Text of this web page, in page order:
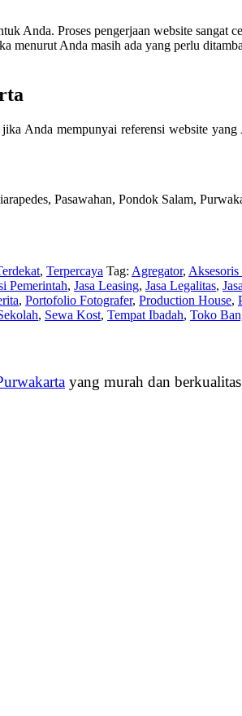
Anda. Proses pengerjaan website sangat
menurut Anda masih ada yang perlu
Anda mempunyai referensi website
Pasawahan, Pondok Salam,
, Terpercaya Tag: Agregator,
Pemerintah, Jasa Leasing, Jasa Legalitas,
, Portofolio Fotografer, Production House,
, Sewa Kost, Tempat Ibadah, Toko
yang murah dan